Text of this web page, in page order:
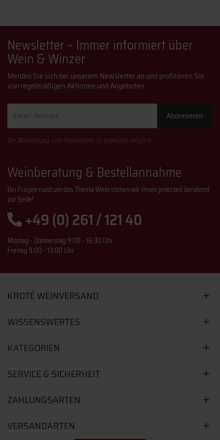
Newsletter – Immer informiert über
Wein & Winzer
Melden Sie sich bei unserem Newsletter an und profitieren Sie
von regelmäßigen Aktionen und Angeboten.
Adresse
Abonnieren
Die Abmeldung vom Newsletter ist jederzeit möglich.
Weinberatung & Bestellannahme
Bei Fragen rund um das Thema Wein stehen wir Ihnen jederzeit beratend
zur Seite!
+49 (0) 261 / 121 40
Montag - Donnerstag 9:00 - 16:30 Uhr
Freitag 9:00 - 13:00 Uhr
KROTÉ WEINVERSAND
WISSENSWERTES
KATEGORIEN
SERVICE & SICHERHEIT
ZAHLUNGSARTEN
VERSANDARTEN